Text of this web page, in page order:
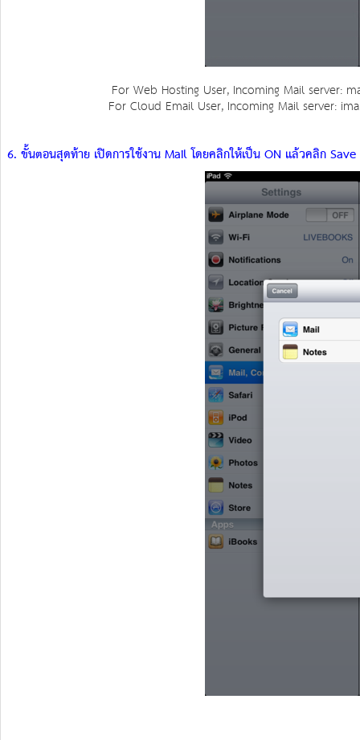
For Web Hosting User, Incoming Mail server:
For Cloud Email User, Incoming Mail server:
6. ขั้นตอนสุดท้าย เปิดการใช้งาน Mail โดยคลิกให้เป็น ON แล้วคลิก Save